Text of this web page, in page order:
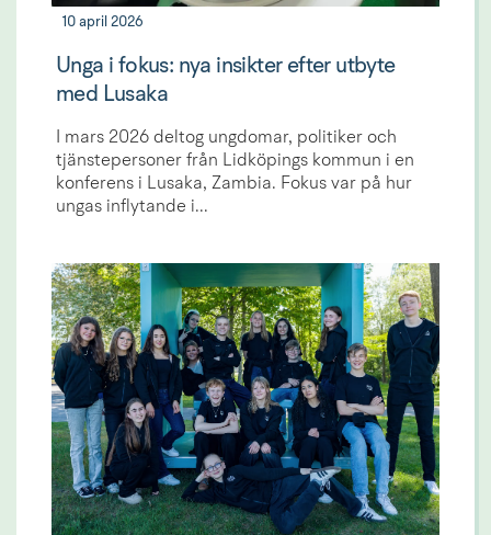
10 april 2026
Unga i fokus: nya insikter efter utbyte
med Lusaka
I mars 2026 deltog ungdomar, politiker och
tjänstepersoner från Lidköpings kommun i en
konferens i Lusaka, Zambia. Fokus var på hur
ungas inflytande i...